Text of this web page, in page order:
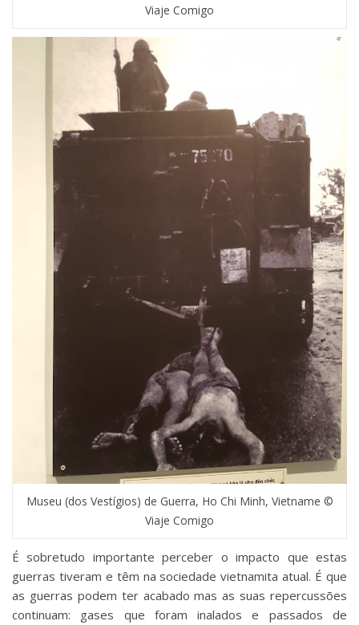
Viaje Comigo
Museu (dos Vestígios) de Guerra, Ho Chi Minh, Vietname ©
Viaje Comigo
É sobretudo importante perceber o impacto que estas
guerras tiveram e têm na sociedade vietnamita atual. É que
as guerras podem ter acabado mas as suas repercussões
continuam: gases que foram inalados e passados de